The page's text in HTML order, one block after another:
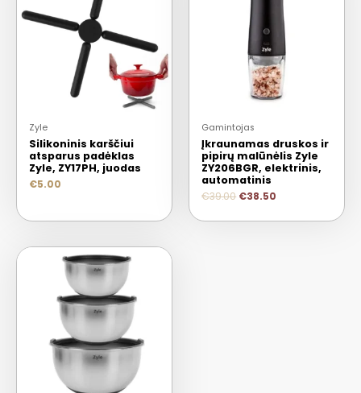
Zyle
Silikoninis karščiui
atsparus padėklas
Zyle, ZY17PH, juodas
€5.00
Gamintojas
Įkraunamas druskos ir
pipirų malūnėlis Zyle
ZY206BGR, elektrinis,
automatinis
€39.00 €38.50